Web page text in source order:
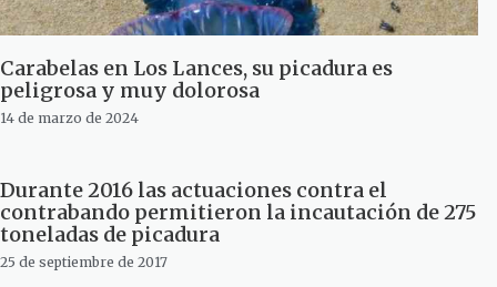
Carabelas en Los Lances, su picadura es
peligrosa y muy dolorosa
14 de marzo de 2024
Durante 2016 las actuaciones contra el
contrabando permitieron la incautación de 275
toneladas de picadura
25 de septiembre de 2017